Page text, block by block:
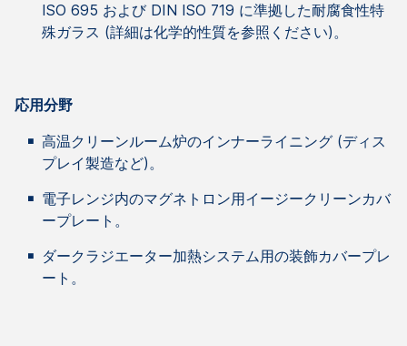
ISO 695 および DIN ISO 719 に準拠した耐腐食性特
殊ガラス (詳細は化学的性質を参照ください)。
応用分野
高温クリーンルーム炉のインナーライニング (ディス
プレイ製造など)。
電子レンジ内のマグネトロン用イージークリーンカバ
ープレート。
ダークラジエーター加熱システム用の装飾カバープレ
ート。